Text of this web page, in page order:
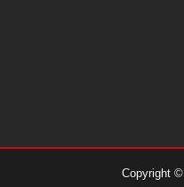
Copyright ©